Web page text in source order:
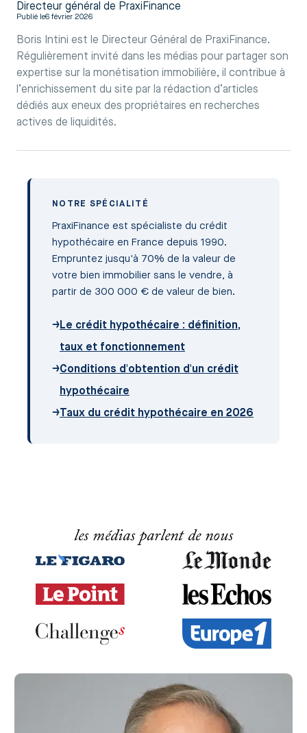
Directeur général de PraxiFinance
Publié le6 février 2026
Boris Intini est le Directeur Général de PraxiFinance.
Régulièrement invité dans les médias pour partager son
expertise sur la monétisation immobilière, il contribue à
l’enrichissement du site par la rédaction d’articles
dédiés aux eneux des propriétaires en recherches
actives de liquidités.
NOTRE SPÉCIALITÉ
PraxiFinance est spécialiste du crédit
hypothécaire en France depuis 1990.
Empruntez jusqu'à 70% de la valeur de
votre bien immobilier sans le vendre, à
partir de 300 000 € de valeur de bien.
→Le crédit hypothécaire : définition,
taux et fonctionnement
→Conditions d'obtention d'un crédit
hypothécaire
→Taux du crédit hypothécaire en 2026
les médias parlent de nous